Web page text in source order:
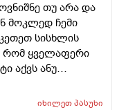
თუ არა და
მოკლედ ჩემი
სისხლის
რომ ყველაფერი
აქვს ანუ
სმა,
იხილეთპასუხი